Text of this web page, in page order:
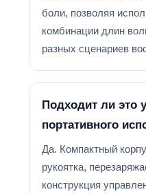
боли, позволяя
комбинации длин
разных сценариев
Подходит ли это
портативного
Да. Компактный
рукоятка,
конструкция